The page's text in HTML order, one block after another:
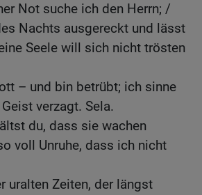
Not suche ich den Herrn; /
Nachts ausgereckt und lässt
Seele will sich nicht trösten
– und bin betrübt; ich sinne
verzagt. Sela.
du, dass sie wachen
voll Unruhe, dass ich nicht
uralten Zeiten, der längst